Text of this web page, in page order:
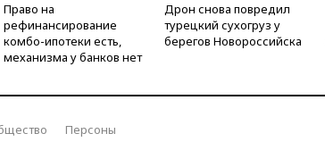
Право на
рефинансирование
комбо-ипотеки есть,
механизма у банков нет
Дрон снова повредил
турецкий сухогруз у
берегов Новороссийска
Персоны